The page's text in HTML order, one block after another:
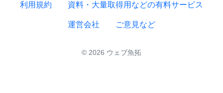
利用規約 資料・大量取得用などの有料サービス
運営会社 ご意見など
© 2026 ウェブ魚拓